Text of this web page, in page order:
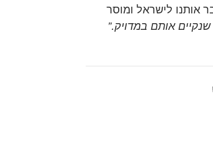
אותנו לישראל ומוסר
שנקיים אותם במדויק.”